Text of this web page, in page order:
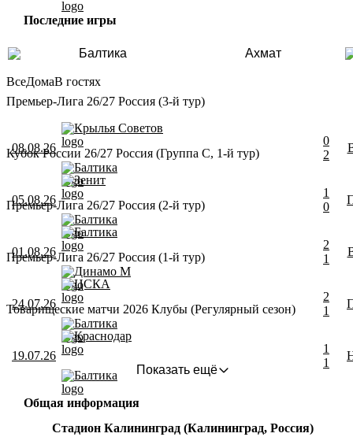
Последние игры
Балтика Ахмат
ВсеДомаВ гостях
Премьер-Лига 26/27 Россия (3-й тур)
08.08.26
Крылья Советов
Балтика
0
2
Кубок России 26/27 Россия (Группа C, 1-й тур)
05.08.26
Зенит
Балтика
1
0
Премьер-Лига 26/27 Россия (2-й тур)
01.08.26
Балтика
Динамо М
2
1
Премьер-Лига 26/27 Россия (1-й тур)
24.07.26
ЦСКА
Балтика
2
1
Товарищеские матчи 2026 Клубы (Регулярный сезон)
19.07.26
Краснодар
Балтика
1
1
Показать ещё
Общая информация
Стадион Калининград (Калининград, Россия)